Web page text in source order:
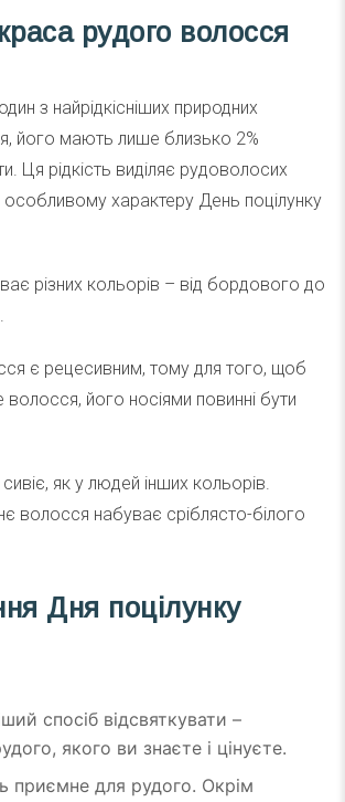
краса рудого волосся
з найрідкісніших природних
його мають лише близько 2%
Ця рідкість виділяє рудоволосих
характеру День поцілунку
різних кольорів – від бордового до
є рецесивним, тому для того, щоб
його носіями повинні бути
як у людей інших кольорів.
волосся набуває сріблясто-білого
Дня поцілунку
спосіб відсвяткувати –
якого ви знаєте і цінуєте.
приємне для рудого. Окрім